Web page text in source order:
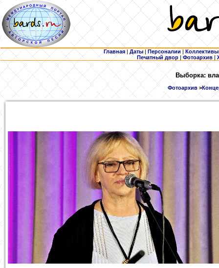
Главная | Даты | Персоналии | Коллективы
Печатный двор |Фотоархив |
Выборка:
Фотоархив>